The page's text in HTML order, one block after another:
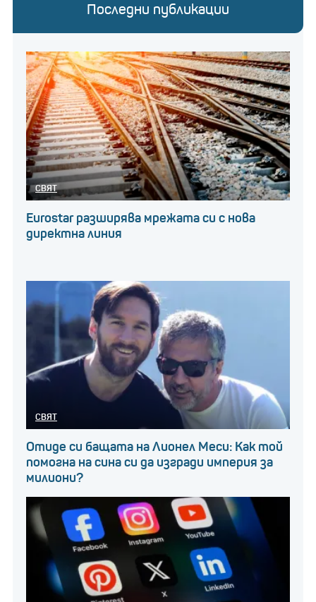
Последни публикации
СВЯТ
Eurostar разширява мрежата си с нова
директна линия
СВЯТ
Отиде си бащата на Лионел Меси: Как той
помогна на сина си да изгради империя за
милиони?